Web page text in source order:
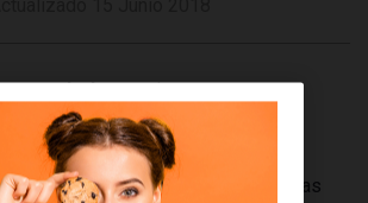
motiva a encontrar
trabajo lo más eficientes y
En este sentido, Internet ha
de posibilidades digitales con las